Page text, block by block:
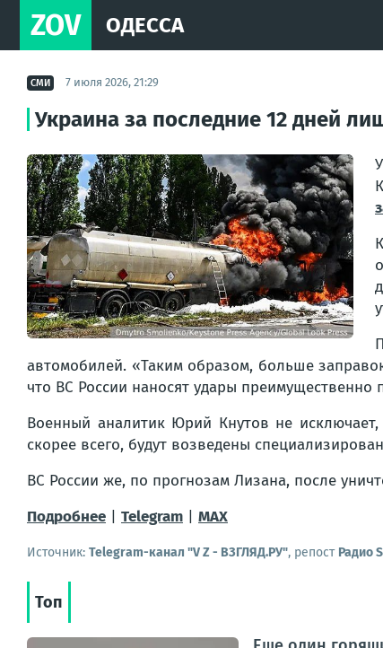
ZOV ОДЕССА
СМИ 7 июля 2026, 21:29
Украина за последние 12 дней
автомобилей. «Таким образом, больше
что ВС России наносят удары
Военный аналитик Юрий Кнутов не
скорее всего, будут возведены
ВС России же, по прогнозам Лизана, после
Подробнее
Telegram MAX
Источник: Telegram-канал "V Z - ВЗГЛЯД.РУ", репост Радио
Топ